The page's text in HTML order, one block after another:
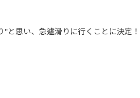
と思い、急遽滑りに行くことに決定！